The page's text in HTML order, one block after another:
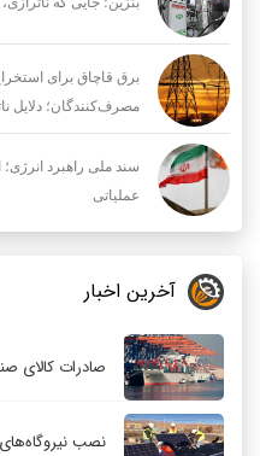
برق قاچاق برای
مصرف‌کنندگان؛ دلایل
سند ملی راهبرد
عملیاتی
آخرین اخبار
صادرات کالای صنعتی از ۴۲۰ واحد
نصب نیروگاه‌های خورشیدی